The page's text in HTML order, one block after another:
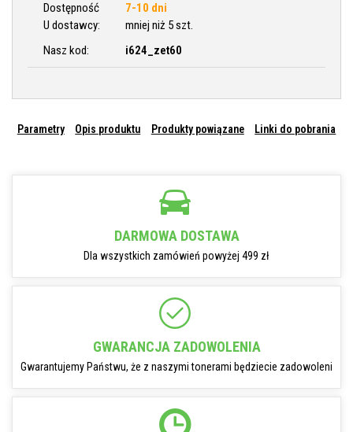
Dostępność
7-10 dni
U dostawcy:
mniej niż 5 szt.
Nasz kod:
i624_zet60
Parametry Opis produktu Produkty powiązane Linki do pobrania
DARMOWA DOSTAWA
Dla wszystkich zamówień powyżej 499 zł
GWARANCJA ZADOWOLENIA
Gwarantujemy Państwu, że z naszymi tonerami będziecie zadowoleni